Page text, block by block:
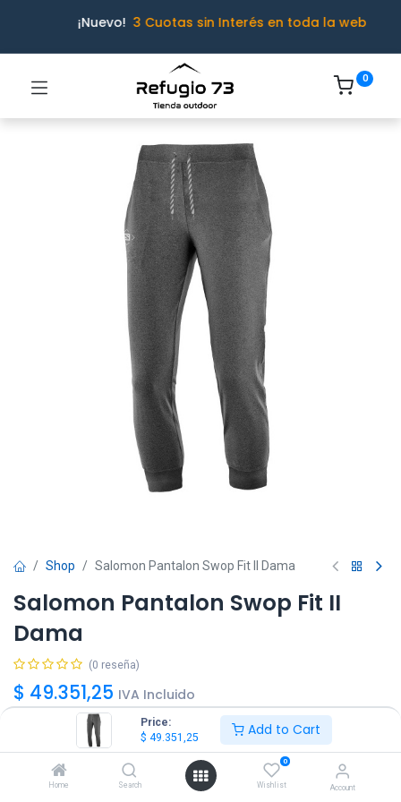
Price:
$ 49.351,25 Add to Cart
Home Search
0
Wishlist Account
¡Nuevo! 3 Cuotas sin Interés en toda la web
0
Shop Salomon Pantalon Swop Fit II Dama
Salomon Pantalon Swop Fit II
Dama
(0 reseña)
$ 49.351,25 IVA Incluido
XL